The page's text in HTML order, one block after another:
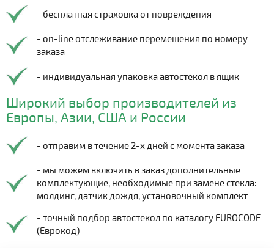
- бесплатная страховка от повреждения
- on-line отслеживание перемещения по номеру
заказа
- индивидуальная упаковка автостекол в ящик
Широкий выбор производителей из
Европы, Азии, США и России
- отправим в течение 2-х дней с момента заказа
- мы можем включить в заказ дополнительные
комплектующие, необходимые при замене стекла:
молдинг, датчик дождя, установочный комплект
- точный подбор автостекол по каталогу EUROCODE
(Еврокод)